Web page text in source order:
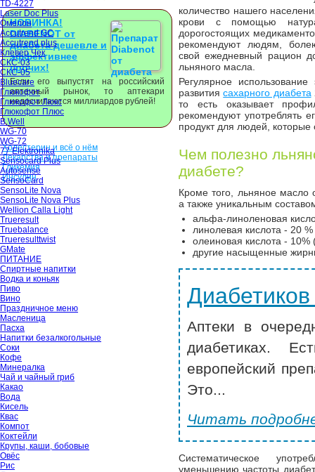
TD-4227
Laser Doc Plus
Омелон
Accutrend GC
Accutrend plus
Клевер Чек
СКС-03
СКС-05
Bluecare
Глюкофот
Глюкофот Люкс
Глюкофот Плюс
B.Well
WG-70
WG-72
77 Elektronika
Sensocard Plus
Autosense
SensoCard
SensoLite Nova
SensoLite Nova Plus
Wellion Calla Light
Trueresult
Truebalance
Trueresulttwist
GMate
ПИТАНИЕ
Спиртные напитки
Водка и коньяк
Пиво
Вино
Праздничное меню
Масленица
Пасха
Напитки безалкогольные
Соки
Кофе
Минералка
Чай и чайный гриб
Какао
Вода
Кисель
Квас
Компот
Коктейли
Крупы, каши, бобовые
Овёс
Рис
НОВИНКА!
DIABENOT от
диабета дешевле и
эффективнее
прочих!
Если его выпустят на российский
аптечный рынок, то аптекари
недосчитаются миллиардов рублей!
Холестерин и всё о нём
Лекарства и препараты
Гликемия
Инсулин
количество нашего
крови с помощью
дорогостоящих
рекомендуют людям,
свой ежедневный рацион
льняного масла.
Регулярное
развитиясахарного диабета
то есть оказывает
рекомендуют употреблять
продукт для людей,
Чем полезно
диабете?
Кроме того, льняное масло
а также уникальным
альфа-линоленовая
линолевая кислота - 20
олеиновая кислота -
другие насыщенные
Аптеки в
диабетиках.
европейский
Это...
Читать
Систематическое
уменьшению частоты